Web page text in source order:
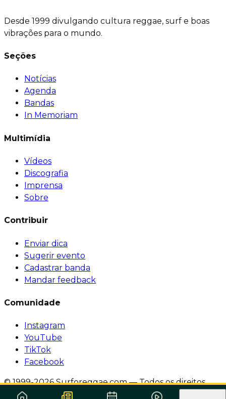
Desde 1999 divulgando cultura reggae, surf e boas
vibrações para o mundo.
Seções
Notícias
Agenda
Bandas
In Memoriam
Multimídia
Vídeos
Discografia
Imprensa
Sobre
Contribuir
Enviar dica
Sugerir evento
Cadastrar banda
Mandar feedback
Comunidade
Instagram
YouTube
TikTok
Facebook
© 1999-2026 Surforeggae.com — Todos os direitos
reservados.
Política de Privacidade ·Termos de